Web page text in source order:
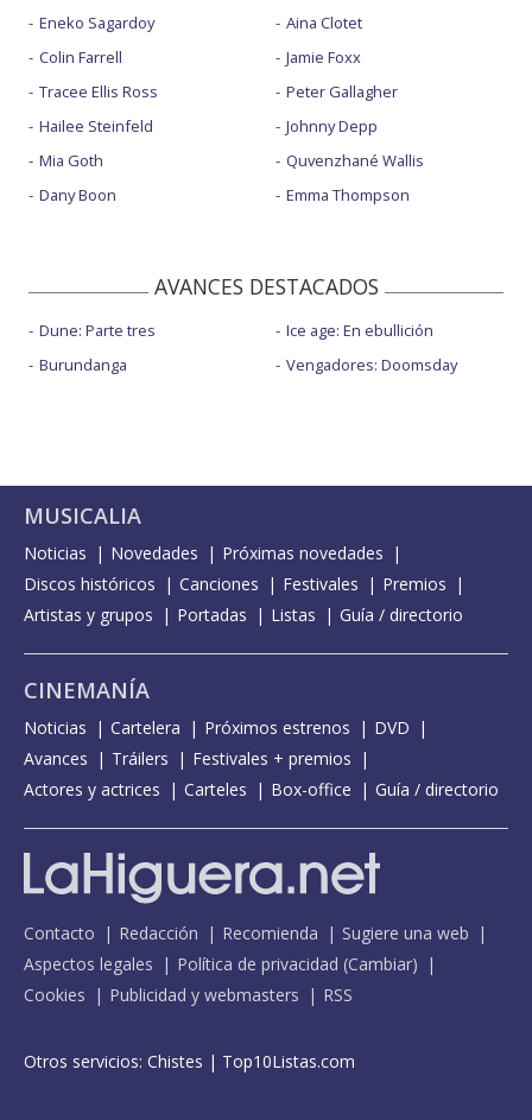
Eneko Sagardoy
Colin Farrell
Tracee Ellis Ross
Hailee Steinfeld
Mia Goth
Dany Boon
Aina Clotet
Jamie Foxx
Peter Gallagher
Johnny Depp
Quvenzhané Wallis
Emma Thompson
AVANCES DESTACADOS
Dune: Parte tres
Burundanga
Ice age: En ebullición
Vengadores: Doomsday
MUSICALIA
Noticias Novedades
Próximas novedades
Discos históricos
Canciones Festivales
Premios
Artistas y grupos
Portadas Listas Guía / directorio
CINEMANÍA
Noticias Cartelera Próximos estrenos
DVD
Avances
Tráilers
Festivales + premios
Actores y actrices
Carteles Box-office Guía / directorio
Contacto Redacción Recomienda
Sugiere una web
Aspectos legales
Política de privacidad (Cambiar)
Cookies
Publicidad y webmasters RSS
Otros servicios: Chistes | Top10Listas.com